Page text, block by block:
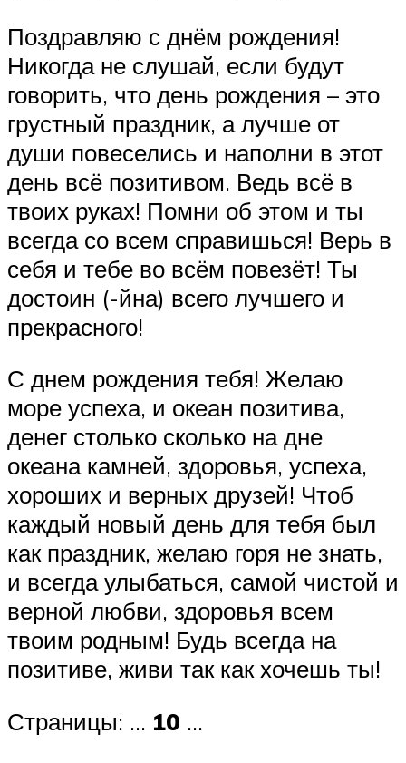
Поздравляю с днём рождения!
Никогда не слушай, если будут
говорить, что день рождения – это
грустный праздник, а лучше от
души повеселись и наполни в этот
день всё позитивом. Ведь всё в
твоих руках! Помни об этом и ты
всегда со всем справишься! Верь в
себя и тебе во всём повезёт! Ты
достоин (-йна) всего лучшего и
прекрасного!
С днем рождения тебя! Желаю
море успеха, и океан позитива,
денег столько сколько на дне
океана камней, здоровья, успеха,
хороших и верных друзей! Чтоб
каждый новый день для тебя был
как праздник, желаю горя не знать,
и всегда улыбаться, самой чистой и
верной любви, здоровья всем
твоим родным! Будь всегда на
позитиве, живи так как хочешь ты!
Страницы: … 10 …